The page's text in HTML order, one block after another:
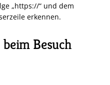
„https://“ und dem
erkennen.
Besuch